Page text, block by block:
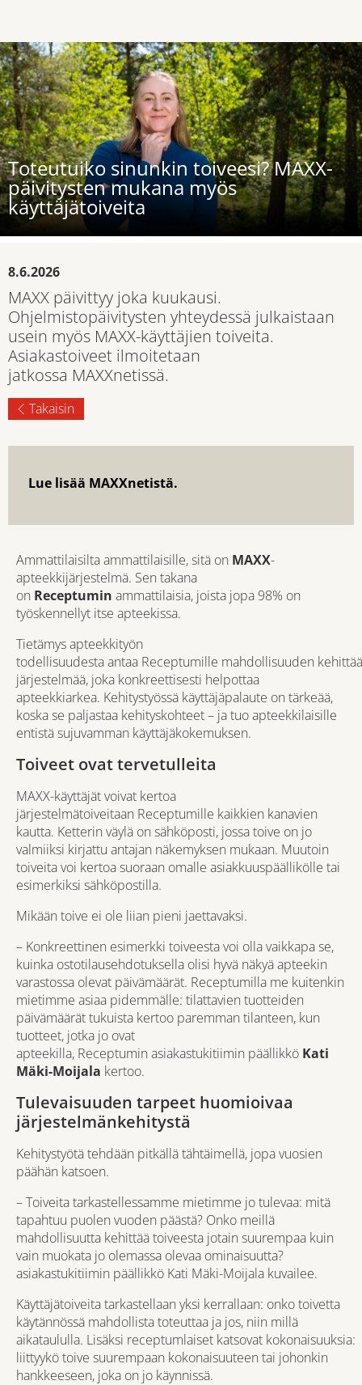
Toteutuiko sinunkin toiveesi? MAXX-
päivitysten mukana myös
käyttäjätoiveita
8.6.2026
MAXX päivittyy joka kuukausi.
Ohjelmistopäivitysten yhteydessä julkaistaan
usein myös MAXX-käyttäjien toiveita.
Asiakastoiveet ilmoitetaan
jatkossa MAXXnetissä.
Takaisin
Lue lisää MAXXnetistä.
Ammattilaisilta ammattilaisille, sitä on MAXX-
apteekkijärjestelmä. Sen takana
on Receptumin ammattilaisia, joista jopa 98% on
työskennellyt itse apteekissa.
Tietämys apteekkityön
todellisuudesta antaa Receptumille mahdollisuuden kehittää
järjestelmää, joka konkreettisesti helpottaa
apteekkiarkea. Kehitystyössä käyttäjäpalaute on tärkeää,
koska se paljastaa kehityskohteet – ja tuo apteekkilaisille
entistä sujuvamman käyttäjäkokemuksen.
Toiveet ovat tervetulleita
MAXX-käyttäjät voivat kertoa
järjestelmätoiveitaan Receptumille kaikkien kanavien
kautta. Ketterin väylä on sähköposti, jossa toive on jo
valmiiksi kirjattu antajan näkemyksen mukaan. Muutoin
toiveita voi kertoa suoraan omalle asiakkuuspäällikölle tai
esimerkiksi sähköpostilla.
Mikään toive ei ole liian pieni jaettavaksi.
– Konkreettinen esimerkki toiveesta voi olla vaikkapa se,
kuinka ostotilausehdotuksella olisi hyvä näkyä apteekin
varastossa olevat päivämäärät. Receptumilla me kuitenkin
mietimme asiaa pidemmälle: tilattavien tuotteiden
päivämäärät tukuista kertoo paremman tilanteen, kun
tuotteet, jotka jo ovat
apteekilla, Receptumin asiakastukitiimin päällikkö Kati
Mäki-Moijala kertoo.
Tulevaisuuden tarpeet huomioivaa
järjestelmänkehitystä
Kehitystyötä tehdään pitkällä tähtäimellä, jopa vuosien
päähän katsoen.
– Toiveita tarkastellessamme mietimme jo tulevaa: mitä
tapahtuu puolen vuoden päästä? Onko meillä
mahdollisuutta kehittää toiveesta jotain suurempaa kuin
vain muokata jo olemassa olevaa ominaisuutta?
asiakastukitiimin päällikkö Kati Mäki-Moijala kuvailee.
Käyttäjätoiveita tarkastellaan yksi kerrallaan: onko toivetta
käytännössä mahdollista toteuttaa ja jos, niin millä
aikataululla. Lisäksi receptumlaiset katsovat kokonaisuuksia:
liittyykö toive suurempaan kokonaisuuteen tai johonkin
hankkeeseen, joka on jo käynnissä.